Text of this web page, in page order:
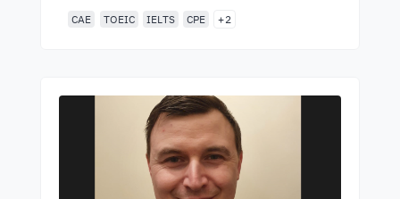
CAE TOEIC IELTS CPE +2